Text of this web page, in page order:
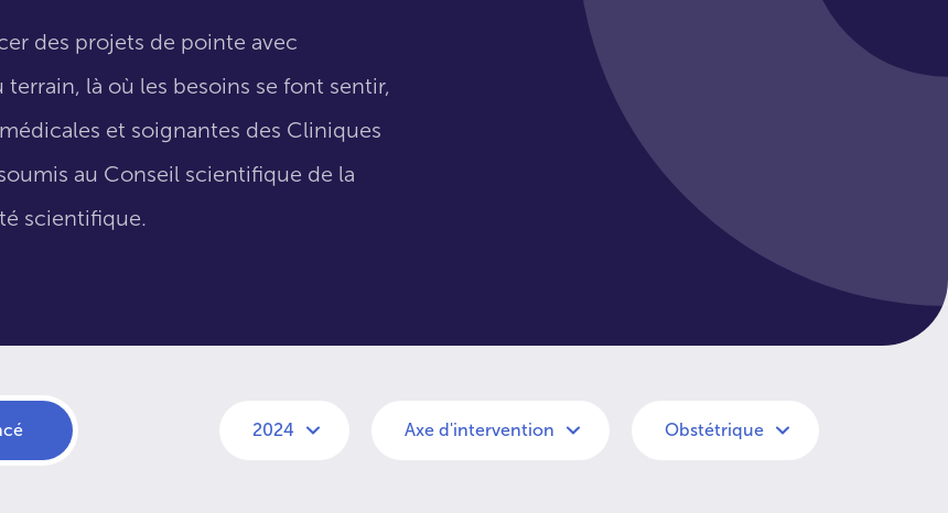
des projets de pointe avec
là où les besoins se font sentir,
et soignantes des Cliniques
au Conseil scientifique de la
scientifique.
2024 Axe d'intervention Obstétrique